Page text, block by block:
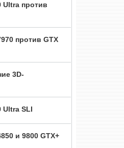
Ultra против
против GTX
3D-
Ultra SLI
и 9800 GTX+